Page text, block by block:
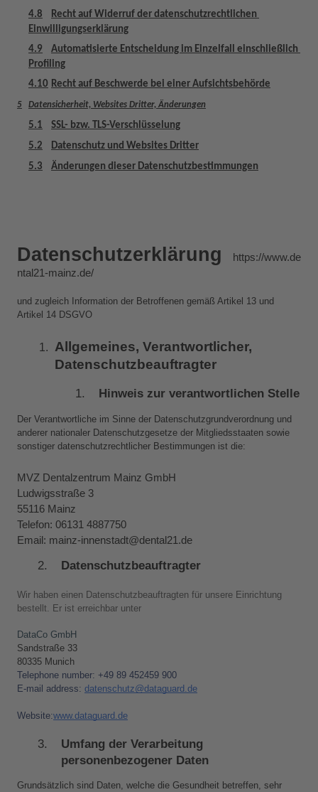
4.8
Recht auf Widerruf der datenschutzrechtlichen
Einwilligungserklärung
4.9
Automatisierte Entscheidung im Einzelfall einschließlich
Profiling
4.10 Recht auf Beschwerde bei einer Aufsichtsbehörde
5 Datensicherheit, Websites Dritter, Änderungen
5.1
SSL- bzw. TLS-Verschlüsselung
5.2
Datenschutz und Websites Dritter
5.3
Änderungen dieser Datenschutzbestimmungen
Datenschutzerklärung
https://www.de
ntal21-mainz.de/
und zugleich Information der Betroffenen gemäß Artikel 13 und
Artikel 14 DSGVO
Allgemeines, Verantwortlicher,
Datenschutzbeauftragter
Hinweis zur verantwortlichen Stelle
Der Verantwortliche im Sinne der Datenschutzgrundverordnung und
anderer nationaler Datenschutzgesetze der Mitgliedsstaaten sowie
sonstiger datenschutzrechtlicher Bestimmungen ist die:
MVZ Dentalzentrum Mainz GmbH
Ludwigsstraße 3
55116 Mainz
Telefon: 06131 4887750
Email: mainz-innenstadt@dental21.de
Datenschutzbeauftragter
Wir haben einen Datenschutzbeauftragten für unsere Einrichtung
bestellt. Er ist erreichbar unter
DataCo GmbH
Sandstraße 33
80335 Munich
Telephone number: +49 89 452459 900
E-mail address: datenschutz@dataguard.de
Website:www.dataguard.de
Umfang der Verarbeitung
personenbezogener Daten
Grundsätzlich sind Daten, welche die Gesundheit betreffen, sehr